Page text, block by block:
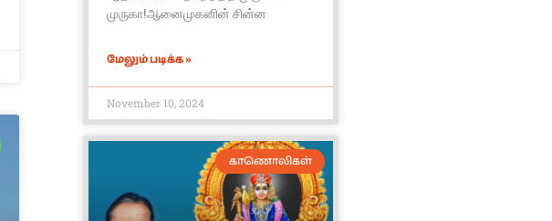
முருகா!ஆனைமுகனின் சின்ன
மேலும் படிக்க »
November 10, 2024
காணொலிகள்